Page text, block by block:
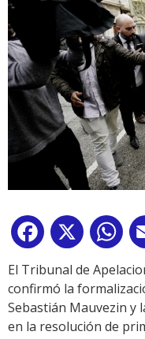
Facebook
X
El Tribunal de
confirmó la
Sebastián Mauvezin y
en la resolución de